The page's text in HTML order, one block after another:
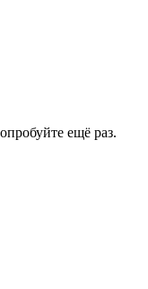
ещё раз.